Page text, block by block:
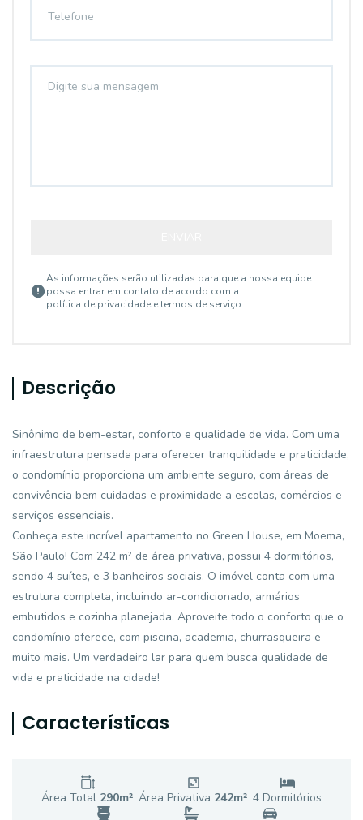
As informações serão utilizadas para que a nossa equipe
possa entrar em contato de acordo com a
política de privacidade e termos de serviço
Descrição
Sinônimo de bem-estar, conforto e qualidade de vida. Com uma
infraestrutura pensada para oferecer tranquilidade e praticidade,
o condomínio proporciona um ambiente seguro, com áreas de
convivência bem cuidadas e proximidade a escolas, comércios e
serviços essenciais.
Conheça este incrível apartamento no Green House, em Moema,
São Paulo! Com 242 m² de área privativa, possui 4 dormitórios,
sendo 4 suítes, e 3 banheiros sociais. O imóvel conta com uma
estrutura completa, incluindo ar-condicionado, armários
embutidos e cozinha planejada. Aproveite todo o conforto que o
condomínio oferece, com piscina, academia, churrasqueira e
muito mais. Um verdadeiro lar para quem busca qualidade de
vida e praticidade na cidade!
Características
Área Total 290m² Área Privativa 242m² 4 Dormitórios